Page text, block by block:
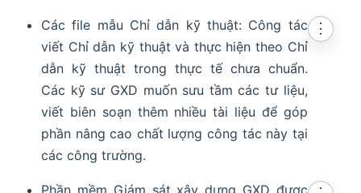
Các file mẫu Chỉ dẫn kỹ thuật: Công tác
viết Chỉ dẫn kỹ thuật và thực hiện theo Chỉ
dẫn kỹ thuật trong thực tế chưa chuẩn.
Các kỹ sư GXD muốn sưu tầm các tư liệu,
viết biên soạn thêm nhiều tài liệu để góp
phần nâng cao chất lượng công tác này tại
các công trường.
⋮